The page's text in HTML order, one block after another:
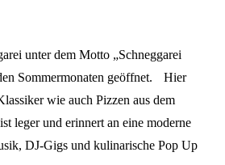
unter dem Motto „Schneggarei
Sommermonaten geöffnet. Hier
wie auch Pizzen aus dem
leger und erinnert an eine moderne
DJ-Gigs und kulinarische Pop Up